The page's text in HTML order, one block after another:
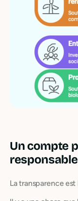
Un compte
La transparence est